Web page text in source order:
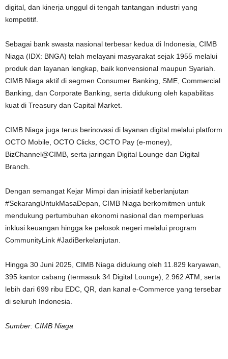
digital, dan kinerja unggul di tengah tantangan industri yang
kompetitif.
Sebagai bank swasta nasional terbesar kedua di Indonesia, CIMB
Niaga (IDX: BNGA) telah melayani masyarakat sejak 1955 melalui
produk dan layanan lengkap, baik konvensional maupun Syariah.
CIMB Niaga aktif di segmen Consumer Banking, SME, Commercial
Banking, dan Corporate Banking, serta didukung oleh kapabilitas
kuat di Treasury dan Capital Market.
CIMB Niaga juga terus berinovasi di layanan digital melalui platform
OCTO Mobile, OCTO Clicks, OCTO Pay (e-money),
BizChannel@CIMB, serta jaringan Digital Lounge dan Digital
Branch.
Dengan semangat Kejar Mimpi dan inisiatif keberlanjutan
#SekarangUntukMasaDepan, CIMB Niaga berkomitmen untuk
mendukung pertumbuhan ekonomi nasional dan memperluas
inklusi keuangan hingga ke pelosok negeri melalui program
CommunityLink #JadiBerkelanjutan.
Hingga 30 Juni 2025, CIMB Niaga didukung oleh 11.829 karyawan,
395 kantor cabang (termasuk 34 Digital Lounge), 2.962 ATM, serta
lebih dari 699 ribu EDC, QR, dan kanal e-Commerce yang tersebar
di seluruh Indonesia.
Sumber: CIMB Niaga